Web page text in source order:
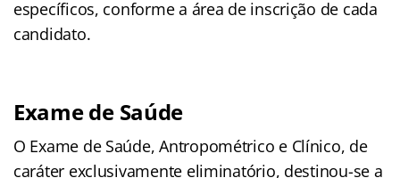
específicos, conforme a área de inscrição de cada
candidato.
Exame de Saúde
O Exame de Saúde, Antropométrico e Clínico, de
caráter exclusivamente eliminatório, destinou-se a